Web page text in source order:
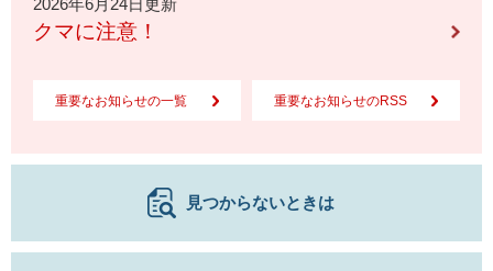
2026年6月24日更新
クマに注意！
重要なお知らせの一覧 重要なお知らせのRSS
見つからないときは